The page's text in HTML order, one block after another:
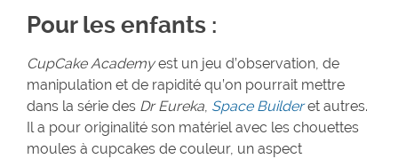
Pour les enfants :
CupCake Academyest un jeu d’observation, de
manipulation et de rapidité qu’on pourrait mettre
dans la série des Dr Eureka, Space Builderet autres.
Il a pour originalité son matériel avec les chouettes
moules à cupcakes de couleur, un aspect